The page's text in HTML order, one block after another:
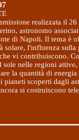
realizzata il 26
astronomo
di Napoli. Il tema è
solare, l'influenza sulla
vi contribuiscono.
nelle regioni attive,
la quantità di
pianeti scoperti dagli
si costruiscono